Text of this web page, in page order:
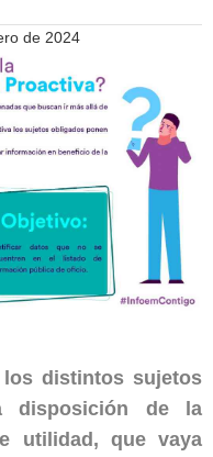
de 2024
distintos sujetos
disposición de la
utilidad, que vaya